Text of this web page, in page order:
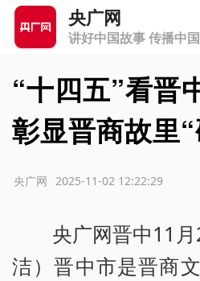
央广网
讲好中国故事 传播中
“十四五”看晋
彰显晋商故里
2025-11-02 12:22:29
央广网
央广网晋中11
洁）晋中市是晋商